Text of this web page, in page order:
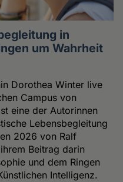
in
um Wahrheit
Dorothea Winter live
Campus von
eine der Autorinnen
Lebensbegleitung
2026 von Ralf
Beitrag darin
und dem Ringen
Intelligenz.